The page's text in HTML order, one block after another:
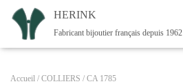
HERINK
Fabricant bijoutier français depuis 1962
Accueil / COLLIERS / CA 1785